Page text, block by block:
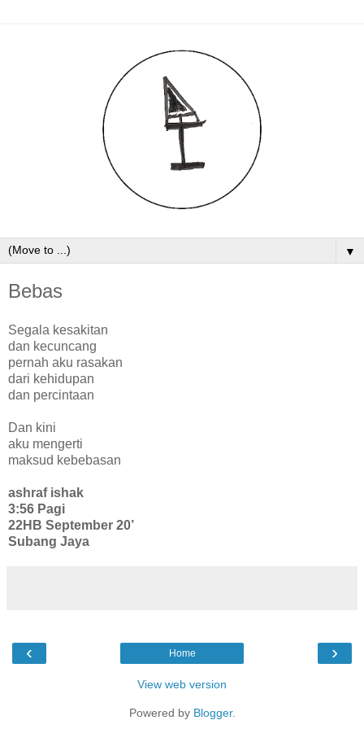
▼
Bebas
Segala kesakitan
dan kecuncang
pernah aku rasakan
dari kehidupan
dan percintaan
Dan kini
aku mengerti
maksud kebebasan
ashraf ishak
3:56 Pagi
22HB September 20’
Subang Jaya
‹ ›
Home
View web version
Powered by Blogger.